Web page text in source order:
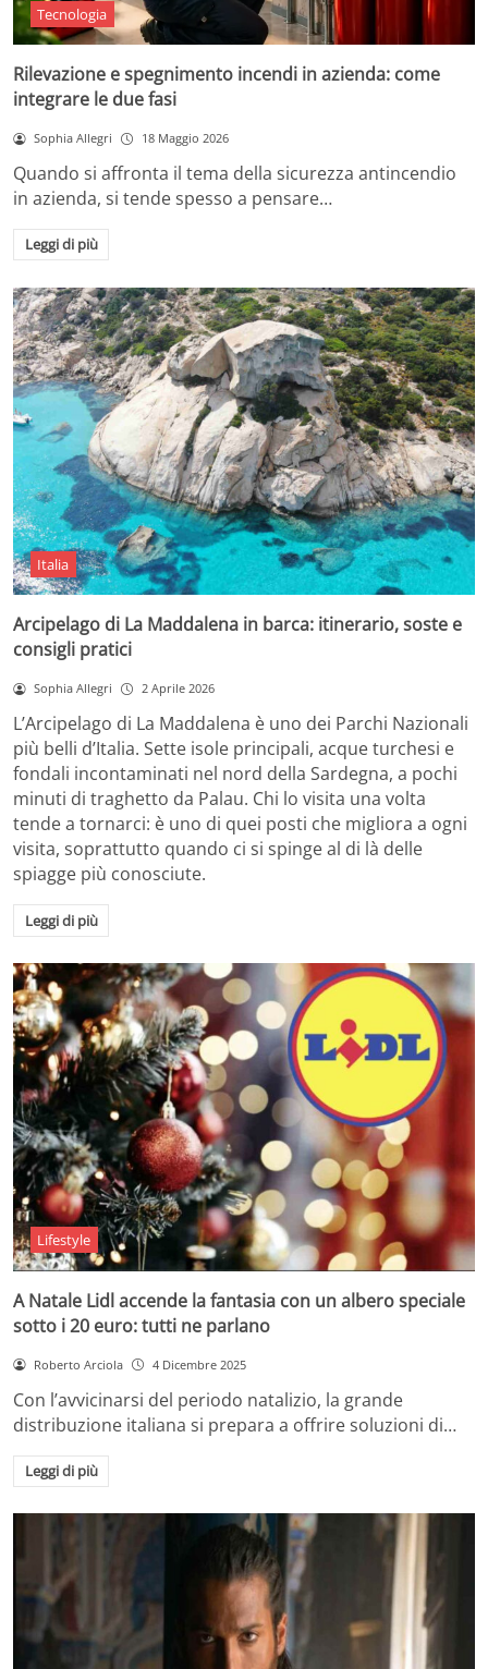
Tecnologia
Rilevazione e spegnimento incendi in azienda: come
integrare le due fasi
Sophia Allegri 18 Maggio 2026
Quando si affronta il tema della sicurezza antincendio
in azienda, si tende spesso a pensare…
Leggi di più
Italia
Arcipelago di La Maddalena in barca: itinerario, soste e
consigli pratici
Sophia Allegri 2 Aprile 2026
L’Arcipelago di La Maddalena è uno dei Parchi Nazionali
più belli d’Italia. Sette isole principali, acque turchesi e
fondali incontaminati nel nord della Sardegna, a pochi
minuti di traghetto da Palau. Chi lo visita una volta
tende a tornarci: è uno di quei posti che migliora a ogni
visita, soprattutto quando ci si spinge al di là delle
spiagge più conosciute.
Leggi di più
Lifestyle
A Natale Lidl accende la fantasia con un albero speciale
sotto i 20 euro: tutti ne parlano
Roberto Arciola 4 Dicembre 2025
Con l’avvicinarsi del periodo natalizio, la grande
distribuzione italiana si prepara a offrire soluzioni di…
Leggi di più